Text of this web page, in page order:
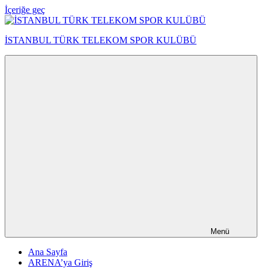
İçeriğe geç
İSTANBUL TÜRK TELEKOM SPOR KULÜBÜ
Menü
Ana Sayfa
ARENA’ya Giriş